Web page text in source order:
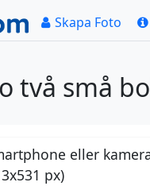
Skapa Foto
två små
eller
px)